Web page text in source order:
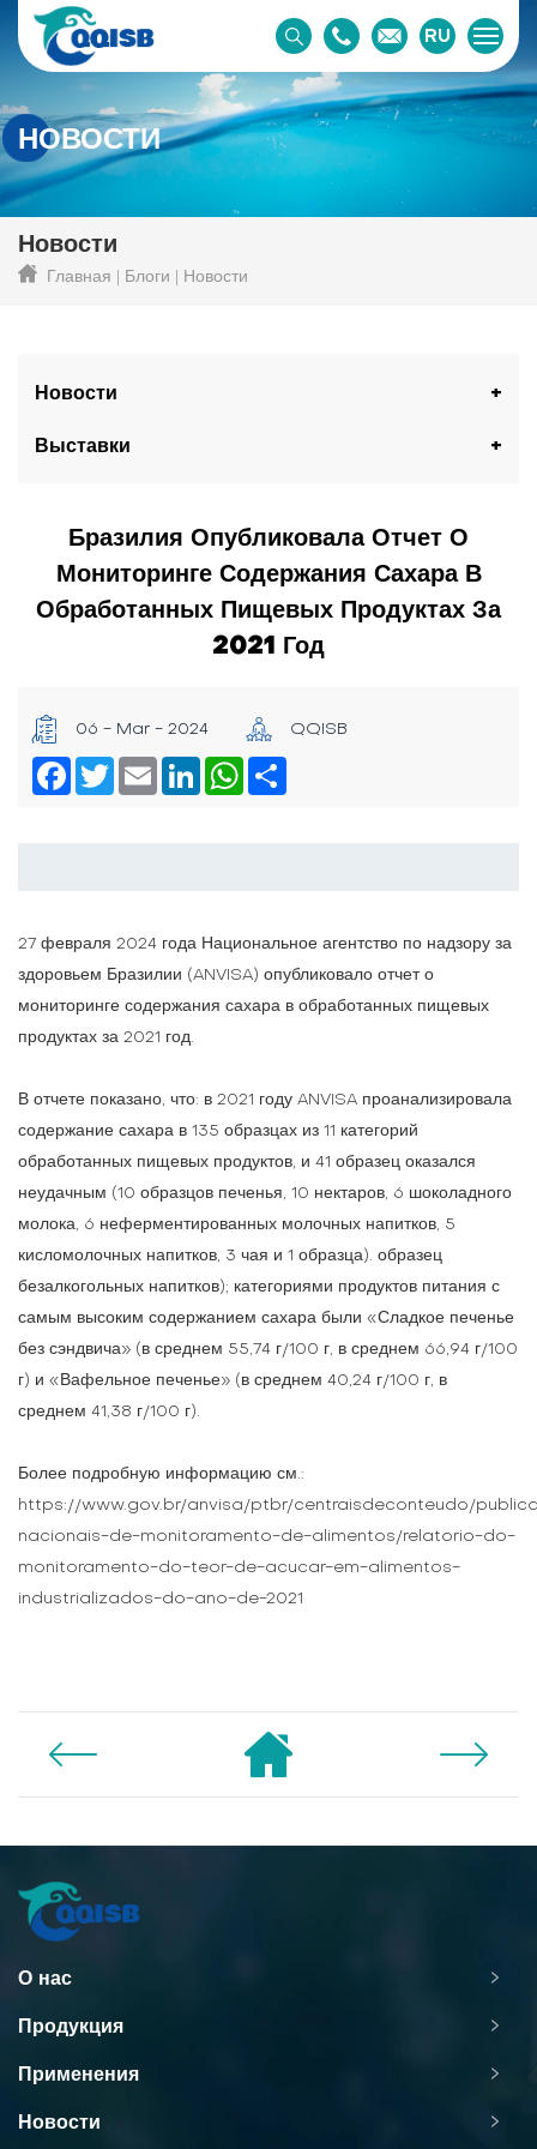
RU
НОВОСТИ
Новости
Главная Блоги Новости
Новости
Выставки
Бразилия Опубликовала Отчет О
Мониторинге Содержания Сахара В
Обработанных Пищевых Продуктах За
2021 Год
06 - Mar - 2024
QQISB
Facebook
TwitterEmail LinkedInWhatsApp
27 февраля 2024 года Национальное агентство по надзору за
здоровьем Бразилии (ANVISA) опубликовало отчет о
мониторинге содержания сахара в обработанных пищевых
продуктах за 2021 год.
В отчете показано, что: в 2021 году ANVISA проанализировала
содержание сахара в 135 образцах из 11 категорий
обработанных пищевых продуктов, и 41 образец оказался
неудачным (10 образцов печенья, 10 нектаров, 6 шоколадного
молока, 6 неферментированных молочных напитков, 5
кисломолочных напитков, 3 чая и 1 образца). образец
безалкогольных напитков); категориями продуктов питания с
самым высоким содержанием сахара были «Сладкое печенье
без сэндвича» (в среднем 55,74 г/100 г, в среднем 66,94 г/100
г) и «Вафельное печенье» (в среднем 40,24 г/100 г, в
среднем 41,38 г/100 г).
Более подробную информацию см.:
https://www.gov.br/anvisa/ptbr/centraisdeconteudo/
nacionais-de-monitoramento-de-alimentos/relatorio-do-
monitoramento-do-teor-de-acucar-em-alimentos-
industrializados-do-ano-de-2021
О нас
Продукция
Применения
Новости